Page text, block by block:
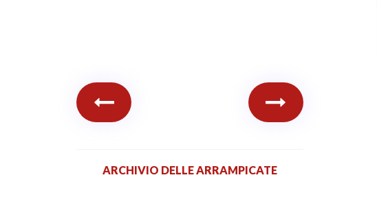
ARCHIVIO DELLE ARRAMPICATE